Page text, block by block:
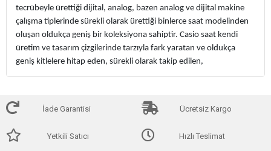
tecrübeyle ürettiği dijital, analog, bazen analog ve dijital makine
çalışma tiplerinde sürekli olarak ürettiği binlerce saat modelinden
oluşan oldukça geniş bir koleksiyona sahiptir. Casio saat kendi
üretim ve tasarım çizgilerinde tarzıyla fark yaratan ve oldukça
geniş kitlelere hitap eden, sürekli olarak takip edilen,
koleksiyonerlerin vazgeçilmezi olan bir markadır, birbirinden
kullanışlılığıyla ön plana çıkmaktadır, su sporlarıyla uğraşan
yüzmeyi, denizde ve havuzda vakit geçirmeyi sevenlerin en çok
tercih ettiği ve sevdiği markalardan olan Casio yüksek ATM
değerlerinden ödün vermeden ürettiği her zevke hitap eden
İade Garantisi Ücretsiz Kargo
Yetkili Satıcı Hızlı Teslimat